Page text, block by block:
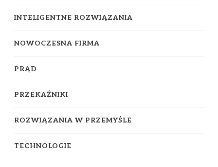
INTELIGENTNE ROZWIĄZANIA
NOWOCZESNA FIRMA
PRĄD
PRZEKAŹNIKI
ROZWIĄZANIA W PRZEMYŚLE
TECHNOLOGIE